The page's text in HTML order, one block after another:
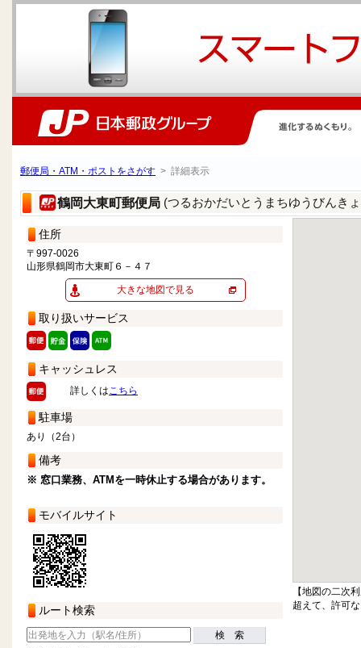
郵便局・ATM・ポストをさがす > 詳細表示
鶴岡大東町郵便局 (つるおかだいとうまちゆうびんき
住所
〒997-0026
山形県鶴岡市大東町６－４７
大きな地図で見る
取り扱いサービス
キャッシュレス
詳しくはこちら
駐車場
あり（2台）
備考
※ 窓口業務、ATMを一時休止する場合があります。
モバイルサイト
ルート検索
検 索
【地図の二次
超えて、許可